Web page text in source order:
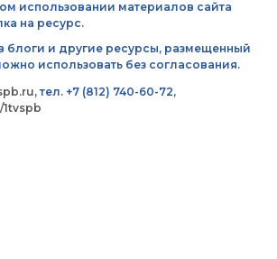
использовании материалов сайта
на ресурс.
блоги и другие ресурсы, размещенный
использовать без согласования.
, тел. +7 (812) 740-60-72,